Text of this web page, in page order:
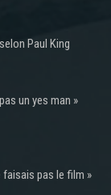
Paul King
un yes man »
faisais pas le film »